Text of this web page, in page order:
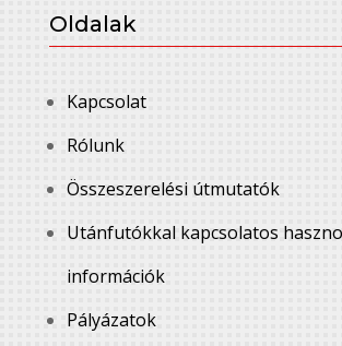
Oldalak
Kapcsolat
Rólunk
Összeszerelési útmutatók
Utánfutókkal kapcsolatos
információk
Pályázatok